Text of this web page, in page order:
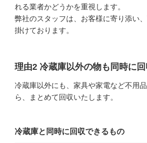
れる業者かどうかを重視します。
弊社のスタッフは、お客様に寄り添い
掛けております。
理由2 冷蔵庫以外の物も同時に
冷蔵庫以外にも、家具や家電など不用
ら、
まとめて回収いたします。
冷蔵庫と同時に回収できるもの